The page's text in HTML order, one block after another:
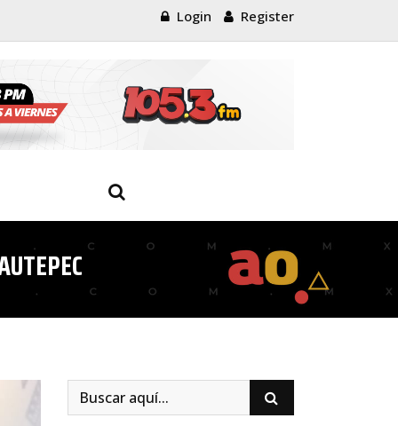
Login Register